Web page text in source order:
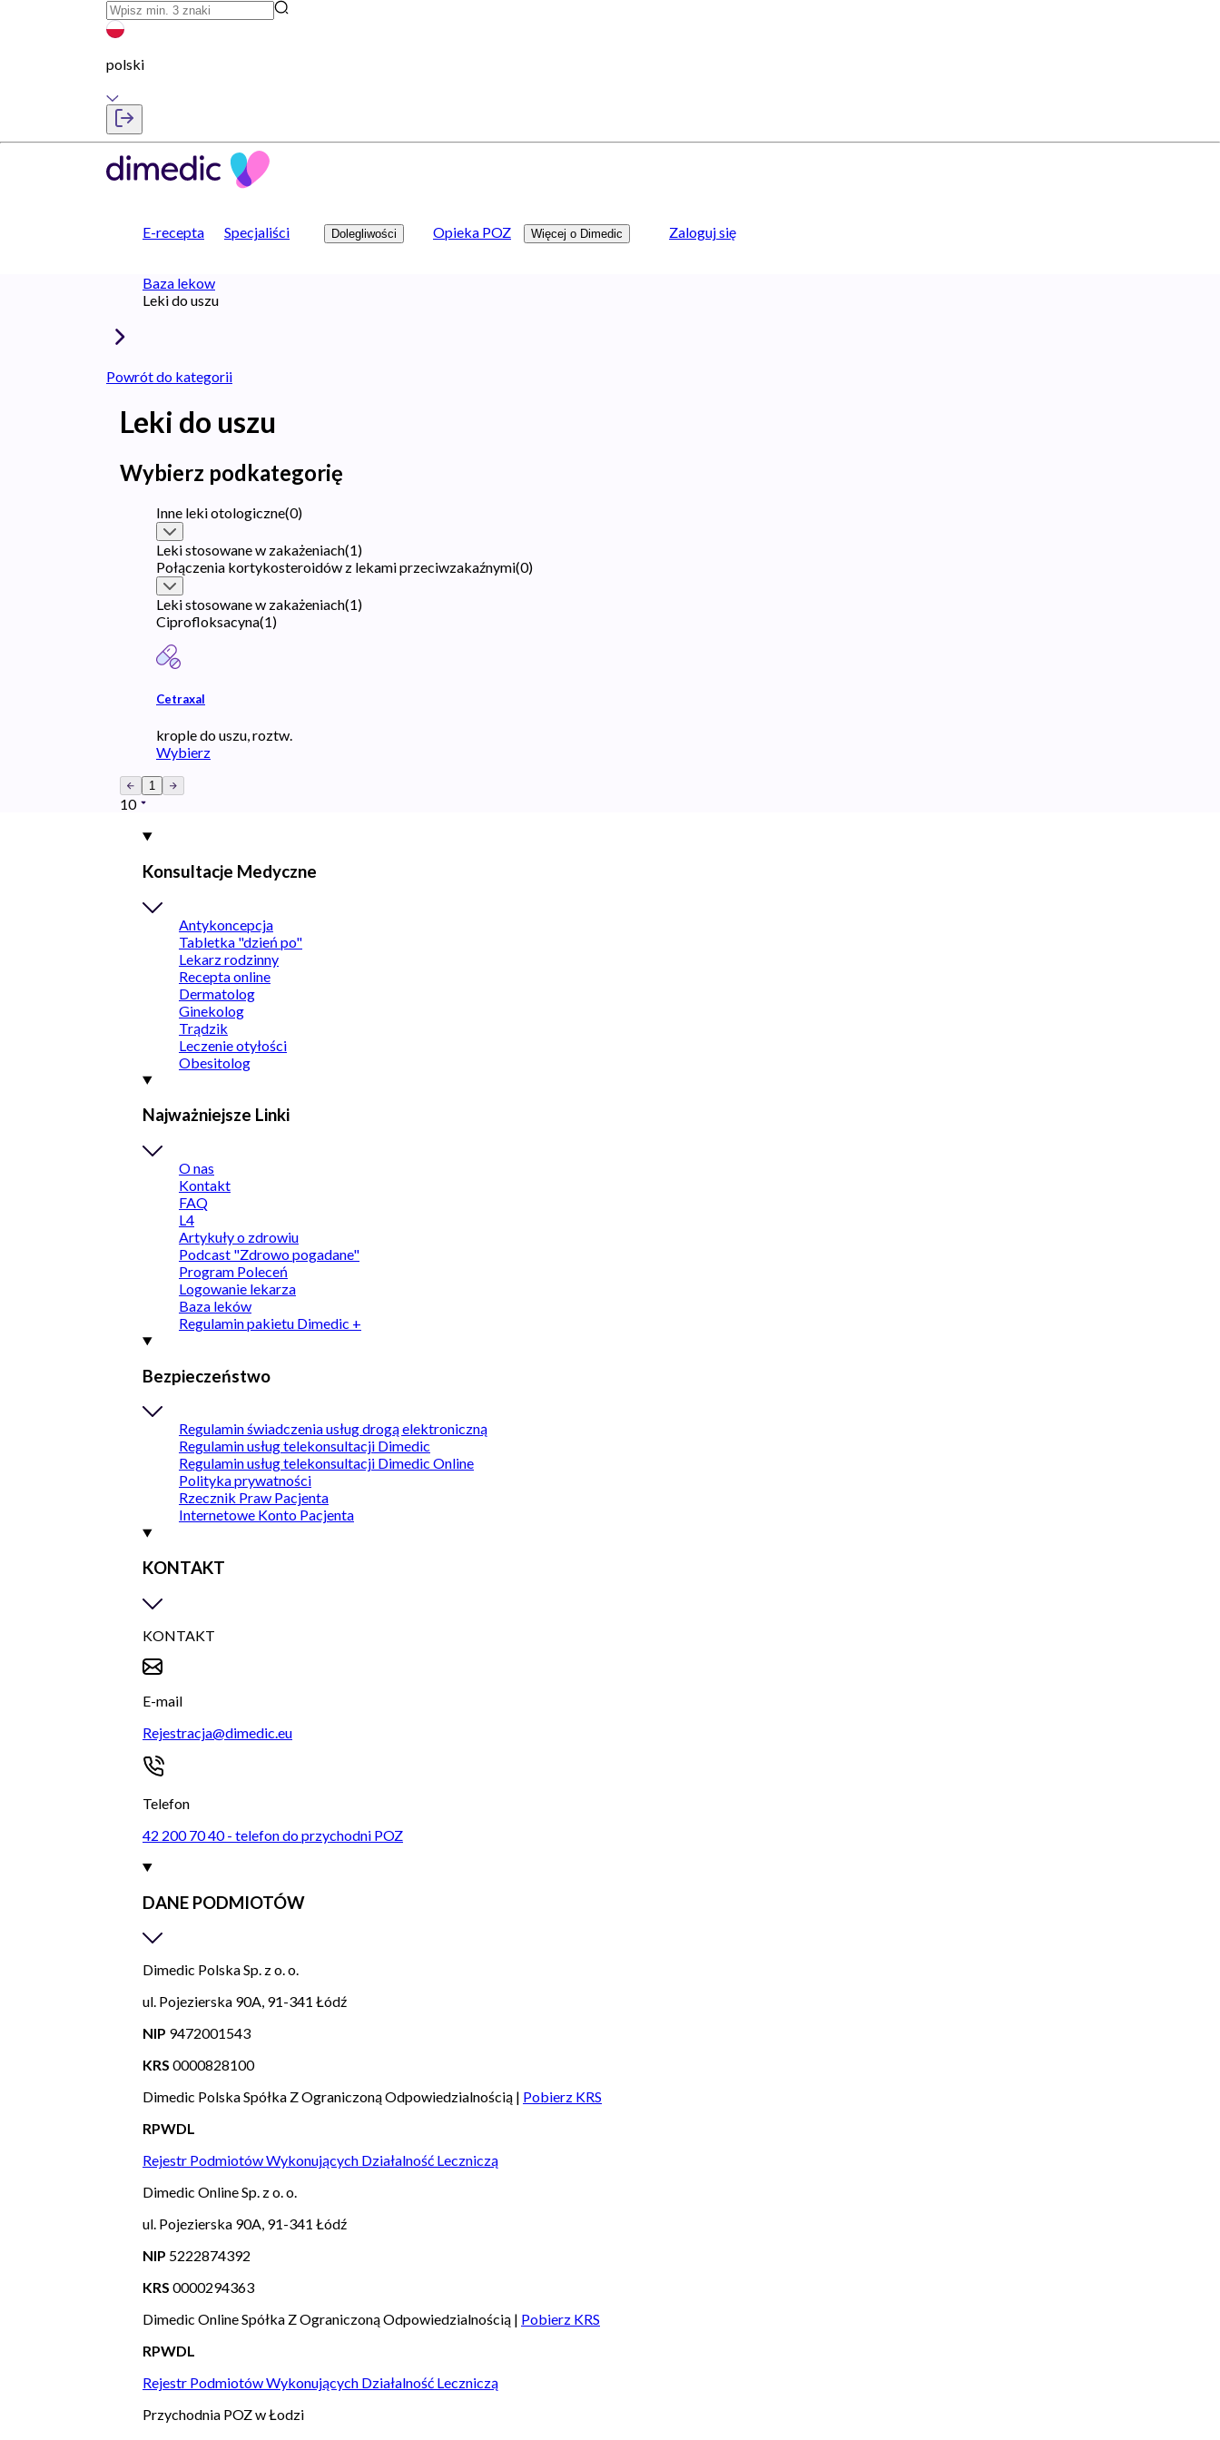
polski
E-recepta Specjaliści Dolegliwości Opieka POZ Więcej o Dimedic Zaloguj się
Baza lekow
Leki do uszu
Powrót do kategorii
Leki do uszu
Wybierz podkategorię
Inne leki otologiczne(0)
Leki stosowane w zakażeniach(1)
Połączenia kortykosteroidów z lekami przeciwzakaźnymi(0)
Leki stosowane w zakażeniach(1)
Ciprofloksacyna(1)
Cetraxal
krople do uszu, roztw.
Wybierz
1
10
Konsultacje Medyczne
Antykoncepcja
Tabletka "dzień po"
Lekarz rodzinny
Recepta online
Dermatolog
Ginekolog
Trądzik
Leczenie otyłości
Obesitolog
Najważniejsze Linki
O nas
Kontakt
FAQ
L4
Artykuły o zdrowiu
Podcast "Zdrowo pogadane"
Program Poleceń
Logowanie lekarza
Baza leków
Regulamin pakietu Dimedic +
Bezpieczeństwo
Regulamin świadczenia usług drogą elektroniczną
Regulamin usług telekonsultacji Dimedic
Regulamin usług telekonsultacji Dimedic Online
Polityka prywatności
Rzecznik Praw Pacjenta
Internetowe Konto Pacjenta
KONTAKT
KONTAKT
E-mail
Rejestracja@dimedic.eu
Telefon
42 200 70 40 - telefon do przychodni POZ
DANE PODMIOTÓW
Dimedic Polska Sp. z o. o.
ul. Pojezierska 90A, 91-341 Łódź
NIP 9472001543
KRS 0000828100
Dimedic Polska Spółka Z Ograniczoną Odpowiedzialnością | Pobierz KRS
RPWDL
Rejestr Podmiotów Wykonujących Działalność Leczniczą
Dimedic Online Sp. z o. o.
ul. Pojezierska 90A, 91-341 Łódź
NIP 5222874392
KRS 0000294363
Dimedic Online Spółka Z Ograniczoną Odpowiedzialnością | Pobierz KRS
RPWDL
Rejestr Podmiotów Wykonujących Działalność Leczniczą
Przychodnia POZ w Łodzi